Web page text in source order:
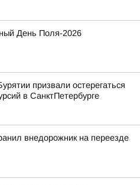
День Поля-2026
призвали остерегаться
в СанктПетербурге
внедорожник на переезде